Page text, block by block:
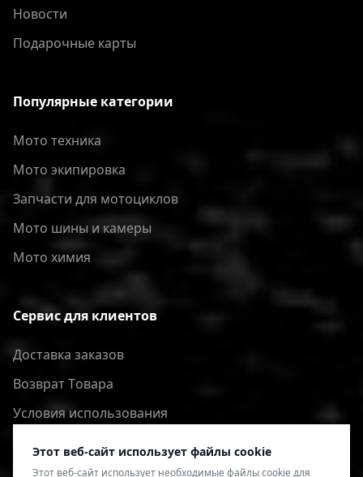
Этот веб-сайт использует файлы cookie
Этот веб-сайт использует необходимые файлы cookie для
Новости
Подарочные карты
Популярные категории
Мото техника
Мото экипировка
Запчасти для мотоциклов
Мото шины и камеры
Мото химия
Сервис для клиентов
Доставка заказов
Bозврат Tовара
Условия использования
Политика конфиденциальности